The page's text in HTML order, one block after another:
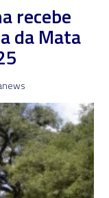
recebe
da Mata